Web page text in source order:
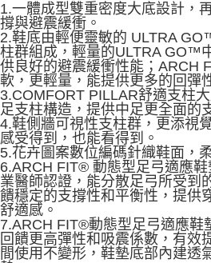
1.一體成型雙重密度大底設計，
撐與避震緩衝。
2.鞋底由輕便靈敏的 ULTRA
柱群組成，輕量的ULTRA GO™
供良好的避震緩衝性能；ARCH
軟，更輕量，能提供更多的回彈
3.COMFORT PILLAR舒適支柱
足支柱構造，提供中足更全面的
4.鞋側牆可視性支柱群，更添視
感受得到，也能看得到。
5.花卉圖案數位編碼針織鞋面，
6.ARCH FIT® 動態型足弓適應
業醫師認證，能分散足弓所受到
饋穩定的支撐性和平衡性，提供
舒適感。
7.ARCH FIT®動態型足弓適應鞋
回饋更高彈性和吸震係數，有效
間使用不變形，鞋墊底部內建透